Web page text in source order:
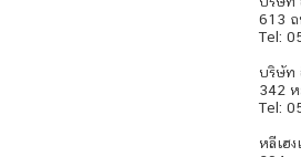
613 ถ
Tel:
บริษัท
342 ห
Tel:
หลีเฮ